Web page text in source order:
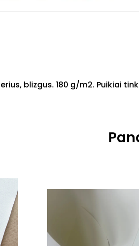
blizgus. 180 g/m2. Puikiai